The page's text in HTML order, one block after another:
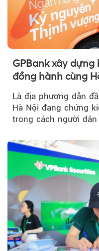
GPBank xây
đồng hành cùng
Là địa phương dẫn
Hà Nội đang chứng
trong cách người